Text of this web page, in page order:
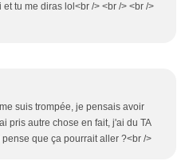
et tu me diras lol<br /> <br /> <br />
suis trompée, je pensais avoir
pris autre chose en fait, j'ai du TA
que ça pourrait aller ?<br />